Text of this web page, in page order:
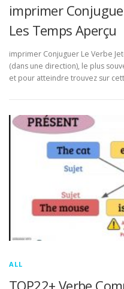
imprimer
Les Temps Aperçu
imprimer Conjuguer Le Verbe
(dans une direction), le plus
et pour atteindre trouvez sur
ALL
TOP22+ Verbe